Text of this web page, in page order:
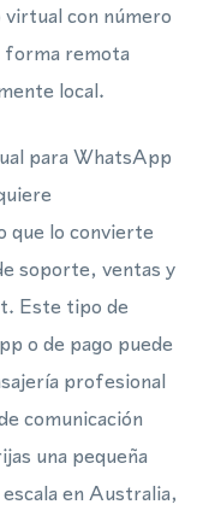
con número
remota
local.
para WhatsApp
que lo convierte
soporte, ventas y
Este tipo de
o de pago puede
profesional
comunicación
una pequeña
en Australia,